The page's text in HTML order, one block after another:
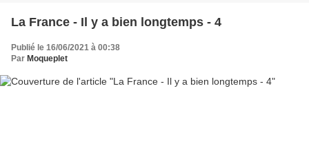
La France - Il y a bien longtemps - 4
Publié le 16/06/2021 à 00:38
Par Moqueplet